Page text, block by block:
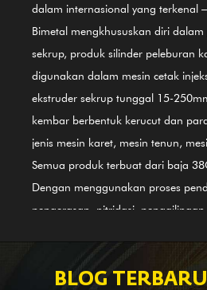
dalam internasional yang terkenal
Bimetal mengkhususkan diri
sekrup, produk silinder peleburan
digunakan dalam mesin cetak
ekstruder sekrup tunggal 15-
kembar berbentuk kerucut dan
jenis mesin karet, mesin tenun,
Semua produk terbuat dari baja
Dengan menggunakan proses
pengerasan, nitridasi,
produk sejalan dengan standar
paduan berbahan dasar nikel
BLOG